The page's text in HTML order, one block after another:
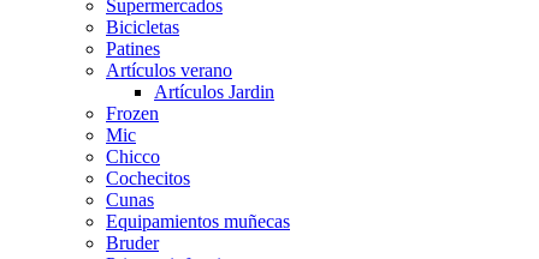
Supermercados
Bicicletas
Patines
Artículos verano
Artículos Jardin
Frozen
Mic
Chicco
Cochecitos
Cunas
Equipamientos muñecas
Bruder